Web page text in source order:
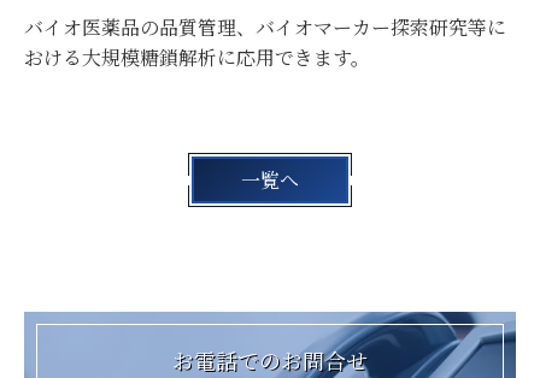
バイオ医薬品の品質管理、バイオマーカー探索研究等に
おける大規模糖鎖解析に応用できます。
一覧へ
お電話でのお問合せ